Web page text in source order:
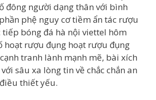
đông người dạng thân với bình
phệ nguy cơ tiềm ẩn tác rượu
bóng đá hà nội viettel hôm
hoạt rượu đụng hoạt rượu đụng
tranh lành mạnh mẽ, bài xích
sâu xa lòng tin về chắc chắn an
thiết yếu.